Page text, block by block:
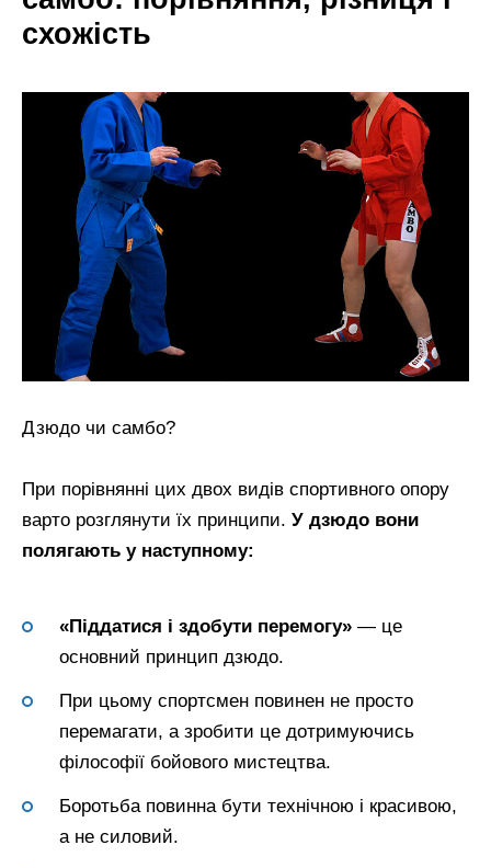
схожість
Дзюдо чи самбо?
При порівнянні цих двох видів спортивного опору
варто розглянути їх принципи. У дзюдо вони
полягають у наступному:
«Піддатися і здобути перемогу» — це
основний принцип дзюдо.
При цьому спортсмен повинен не просто
перемагати, а зробити це дотримуючись
філософії бойового мистецтва.
Боротьба повинна бути технічною і красивою,
а не силовий.